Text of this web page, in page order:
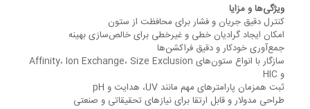
ویژگی‌ها و مزایا
کنترل دقیق جریان و فشار برای محافظت از ستون
امکان ایجاد گرادیان خطی و غیرخطی برای خالص‌سازی بهینه
جمع‌آوری خودکار و دقیق فراکشن‌ها
سازگار با انواع ستون‌های Affinity، Ion Exchange، Size Exclusion
و HIC
ثبت همزمان پارامترهای مهم مانند UV، هدایت و pH
طراحی مدولار و قابل ارتقا برای نیازهای تحقیقاتی و صنعتی